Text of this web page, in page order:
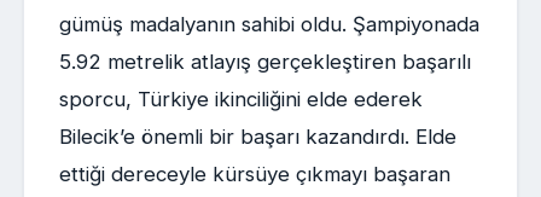
gümüş madalyanın sahibi oldu. Şampiyonada
5.92 metrelik atlayış gerçekleştiren başarılı
sporcu, Türkiye ikinciliğini elde ederek
Bilecik’e önemli bir başarı kazandırdı. Elde
ettiği dereceyle kürsüye çıkmayı başaran